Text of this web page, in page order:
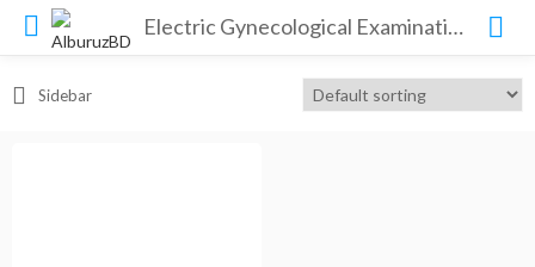
Electric Gynecological Examination Bed
Sidebar